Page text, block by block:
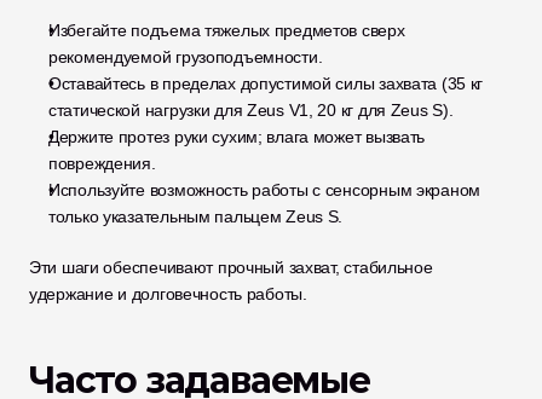
Избегайте подъема тяжелых предметов сверх
рекомендуемой грузоподъемности.
Оставайтесь в пределах допустимой силы захвата (35 кг
статической нагрузки для Zeus V1, 20 кг для Zeus S).
Держите протез руки сухим; влага может вызвать
повреждения.
Используйте возможность работы с сенсорным экраном
только указательным пальцем Zeus S.
Эти шаги обеспечивают прочный захват, стабильное
удержание и долговечность работы.
Часто задаваемые